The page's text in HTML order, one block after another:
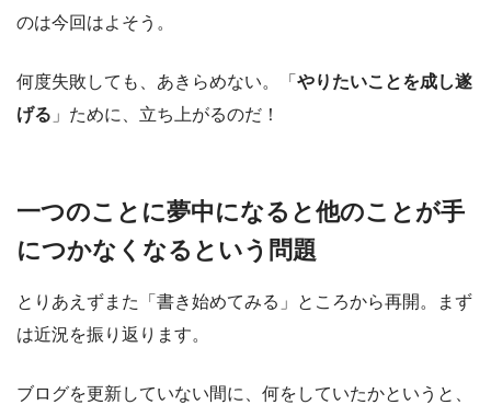
のは今回はよそう。
何度失敗しても、あきらめない。「 やりたいことを成し遂
げる 」ために、立ち上がるのだ！
一つのことに夢中になると他のことが手
につかなくなるという問題
とりあえずまた「書き始めてみる」ところから再開。まず
は近況を振り返ります。
ブログを更新していない間に、何をしていたかというと、